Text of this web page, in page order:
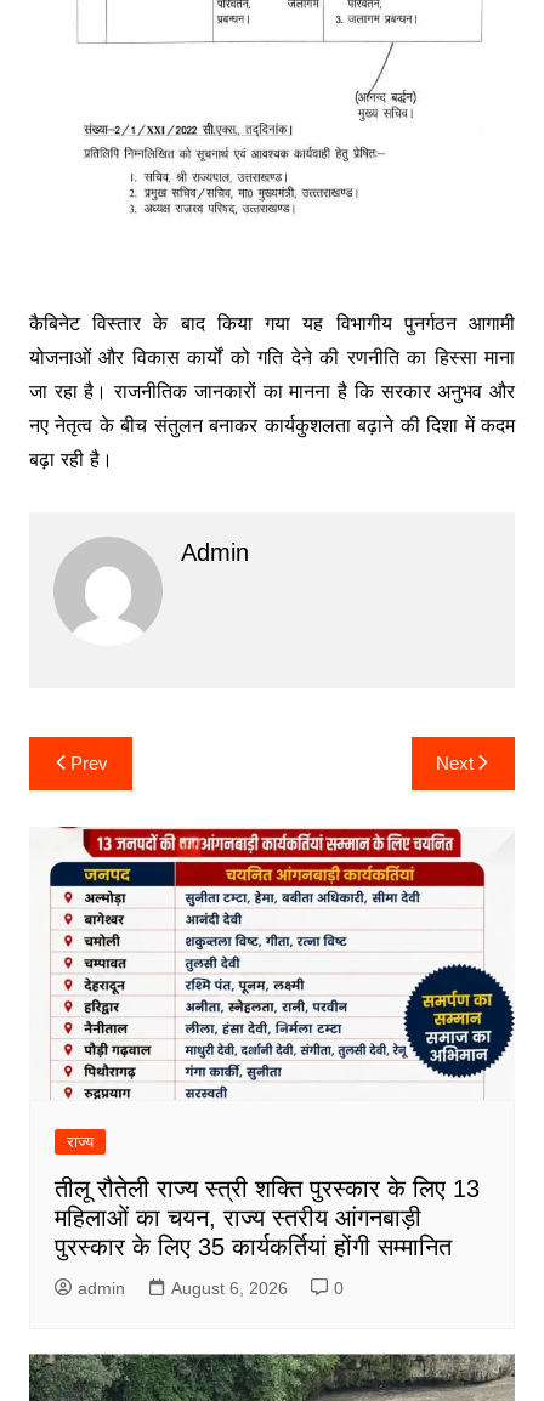
कैबिनेट विस्तार के बाद किया गया यह विभागीय पुनर्गठन आगामी
योजनाओं और विकास कार्यों को गति देने की रणनीति का हिस्सा माना
जा रहा है। राजनीतिक जानकारों का मानना है कि सरकार अनुभव और
नए नेतृत्व के बीच संतुलन बनाकर कार्यकुशलता बढ़ाने की दिशा में कदम
बढ़ा रही है।
Admin
Post
navigation
Prev Next
राज्य
तीलू रौतेली राज्य स्त्री शक्ति पुरस्कार के लिए 13
महिलाओं का चयन, राज्य स्तरीय आंगनबाड़ी
पुरस्कार के लिए 35 कार्यकर्तियां होंगी सम्मानित
admin August 6, 2026 0